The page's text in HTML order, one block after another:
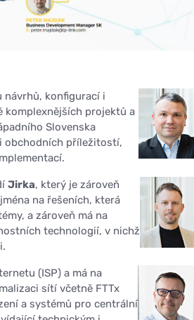
návrhů, konfigurací i
komplexnějších projektů a
Slovenska
obchodních příležitostí,
Jirka, který je zároveň
na řešeních, která
a zároveň má na
technologií, v nichž
(ISP) a má na
sítí včetně FTTx
a systémů pro centrální